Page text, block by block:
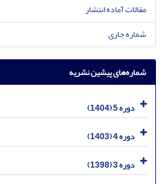
مقالات آماده انتشار
شماره جاری
شماره‌های پیشین نشریه
دوره 5 (1404)
دوره 4 (1403)
دوره 3 (1398)